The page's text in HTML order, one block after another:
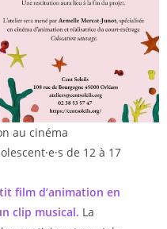
au cinéma
de 12 à 17
film d’animation en
clip musical. La